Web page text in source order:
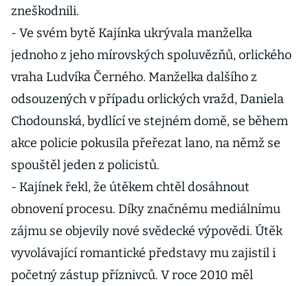
zneškodnili.
- Ve svém bytě Kajínka ukrývala manželka
jednoho z jeho mírovských spoluvězňů, orlického
vraha Ludvíka Černého. Manželka dalšího z
odsouzených v případu orlických vražd, Daniela
Chodounská, bydlící ve stejném domě, se během
akce policie pokusila přeřezat lano, na němž se
spouštěl jeden z policistů.
- Kajínek řekl, že útěkem chtěl dosáhnout
obnovení procesu. Díky značnému mediálnímu
zájmu se objevily nové svědecké výpovědi. Útěk
vyvolávající romantické představy mu zajistil i
početný zástup příznivců. V roce 2010 měl